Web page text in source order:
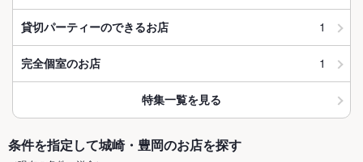
貸切パーティーのできるお店 1
完全個室のお店 1
特集一覧を見る
条件を指定して城崎・豊岡のお店を探す